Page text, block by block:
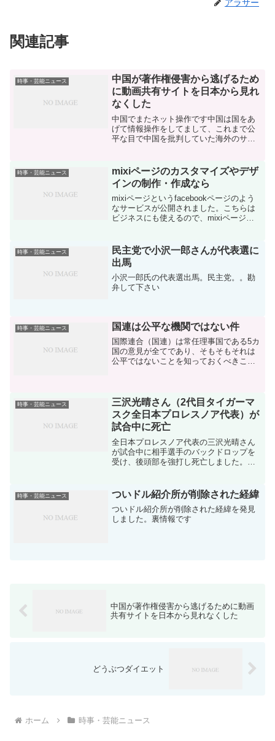
アラサー
関連記事
時事・芸能ニュース
中国が著作権侵害から逃げるため
に動画共有サイトを日本から見れ
なくした
中国でまたネット操作です中国は国をあ
げて情報操作をしてまして、これまで公
平な目で中国を批判していた海外のサイ
しかし、今回はさらにひどい
時事・芸能ニュース
mixiページのカスタマイズやデザ
インの制作・作成なら
mixiページというfacebookページのよう
なサービスが公開されました。こちらは
ビジネスにも使えるので、mixiページを
でしたが、こういうのは、先行者利益
が...
時事・芸能ニュース
民主党で小沢一郎さんが代表選に
出馬
小沢一郎氏の代表選出馬。民主党。。勘
弁して下さい
時事・芸能ニュース 国連は公平な機関ではない件
国際連合（国連）は常任理事国である5カ
国の意見が全てであり、そもそもそれは
公平ではないことを知っておくべきこ
（支那）という独裁の共産...
時事・芸能ニュース
三沢光晴さん（2代目タイガーマ
スク全日本プロレスノア代表）が
試合中に死亡
全日本プロレスノア代表の三沢光晴さん
が試合中に相手選手のバックドロップを
受け、後頭部を強打し死亡しました。フ
時事・芸能ニュース ついドル紹介所が削除された経緯
ついドル紹介所が削除された経緯を発見
しました。裏情報です
中国が著作権侵害から逃げるために動画
共有サイトを日本から見れなくした
どうぶつダイエット
ホーム 時事・芸能ニュース